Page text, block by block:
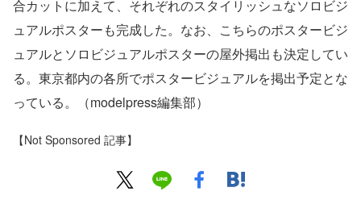
合カットに加えて、それぞれのスタイリッシュなソロビジ
ュアルポスターも完成した。なお、こちらのポスタービジ
ュアルとソロビジュアルポスターの屋外掲出も決定してい
る。東京都内の各所でポスタービジュアルを掲出予定とな
っている。（modelpress編集部）
【Not Sponsored 記事】